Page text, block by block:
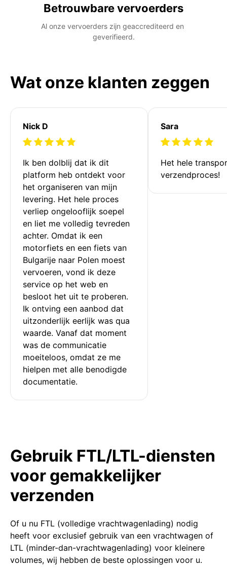
Betrouwbare vervoerders
Al onze vervoerders zijn geaccrediteerd en
geverifieerd.
Wat onze klanten zeggen
Nick D
Ik ben dolblij dat ik dit
platform heb ontdekt voor
het organiseren van mijn
levering. Het hele proces
verliep ongelooflijk soepel
en liet me volledig tevreden
achter. Omdat ik een
motorfiets en een fiets van
Bulgarije naar Polen moest
vervoeren, vond ik deze
service op het web en
besloot het uit te proberen.
Ik ontving een aanbod dat
uitzonderlijk eerlijk was qua
waarde. Vanaf dat moment
was de communicatie
moeiteloos, omdat ze me
hielpen met alle benodigde
documentatie.
Sara
Het hele
verzendproces!
Gebruik FTL/LTL-diensten
voor gemakkelijker
verzenden
Of u nu FTL (volledige vrachtwagenlading) nodig
heeft voor exclusief gebruik van een vrachtwagen of
LTL (minder-dan-vrachtwagenlading) voor kleinere
volumes, wij hebben de beste oplossingen voor u.